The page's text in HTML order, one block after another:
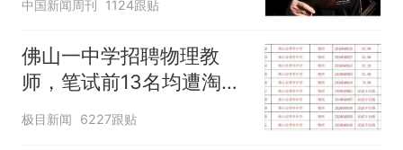
中国新闻周刊 1124跟贴
佛山一中学招聘物理教
师，笔试前13名均遭淘
汰？教育局：已叫停招
极目新闻 6227跟贴